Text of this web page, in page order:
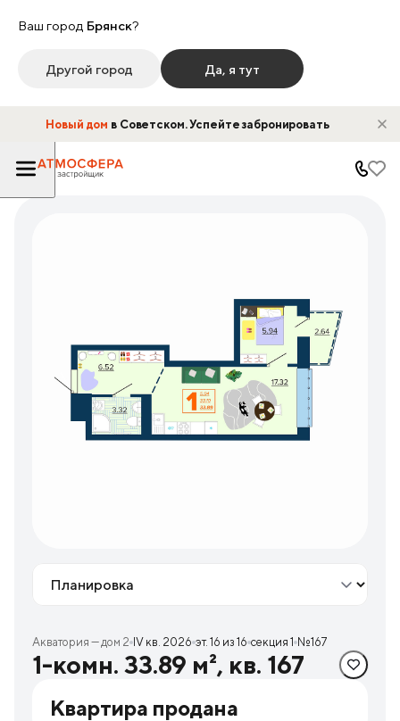
Ваш город Брянск?
Другой город Да, я тут
Новый дом в Советском. Успейте забронировать
Акватория — дом 2 IV кв. 2026 эт. 16 из 16 секция 1 №167
1-комн. 33.89 м², кв. 167
Квартира продана